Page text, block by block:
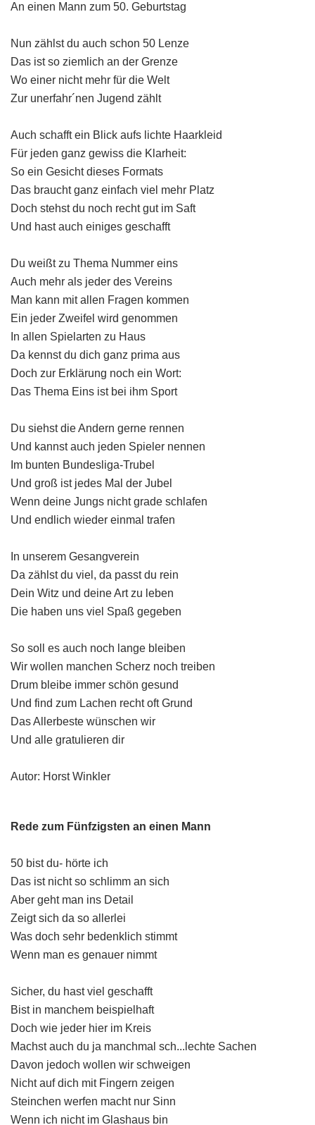
An einen Mann zum 50. Geburtstag
Nun zählst du auch schon 50 Lenze
Das ist so ziemlich an der Grenze
Wo einer nicht mehr für die Welt
Zur unerfahr´nen Jugend zählt
Auch schafft ein Blick aufs lichte Haarkleid
Für jeden ganz gewiss die Klarheit:
So ein Gesicht dieses Formats
Das braucht ganz einfach viel mehr Platz
Doch stehst du noch recht gut im Saft
Und hast auch einiges geschafft
Du weißt zu Thema Nummer eins
Auch mehr als jeder des Vereins
Man kann mit allen Fragen kommen
Ein jeder Zweifel wird genommen
In allen Spielarten zu Haus
Da kennst du dich ganz prima aus
Doch zur Erklärung noch ein Wort:
Das Thema Eins ist bei ihm Sport
Du siehst die Andern gerne rennen
Und kannst auch jeden Spieler nennen
Im bunten Bundesliga-Trubel
Und groß ist jedes Mal der Jubel
Wenn deine Jungs nicht grade schlafen
Und endlich wieder einmal trafen
In unserem Gesangverein
Da zählst du viel, da passt du rein
Dein Witz und deine Art zu leben
Die haben uns viel Spaß gegeben
So soll es auch noch lange bleiben
Wir wollen manchen Scherz noch treiben
Drum bleibe immer schön gesund
Und find zum Lachen recht oft Grund
Das Allerbeste wünschen wir
Und alle gratulieren dir
Autor: Horst Winkler
Rede zum Fünfzigsten an einen Mann
50 bist du- hörte ich
Das ist nicht so schlimm an sich
Aber geht man ins Detail
Zeigt sich da so allerlei
Was doch sehr bedenklich stimmt
Wenn man es genauer nimmt
Sicher, du hast viel geschafft
Bist in manchem beispielhaft
Doch wie jeder hier im Kreis
Machst auch du ja manchmal sch...lechte Sachen
Davon jedoch wollen wir schweigen
Nicht auf dich mit Fingern zeigen
Steinchen werfen macht nur Sinn
Wenn ich nicht im Glashaus bin